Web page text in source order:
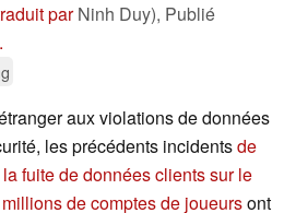
parNinh Duy), Publié
aux violations de données
les précédents incidentsde
fuite de données clients sur le
de comptes de joueursont